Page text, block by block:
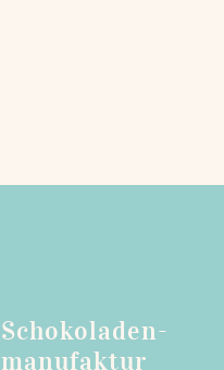
Schokoladen­
manufaktur